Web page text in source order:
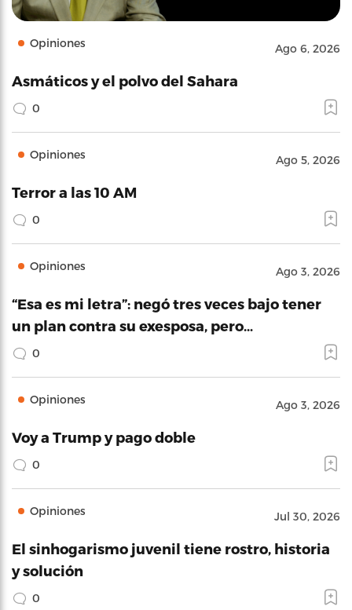
Opiniones Ago 6, 2026
Asmáticos y el polvo del Sahara
0
Opiniones Ago 5, 2026
Terror a las 10 AM
0
Opiniones Ago 3, 2026
“Esa es mi letra”: negó tres veces bajo tener
un plan contra su exesposa, pero…
0
Opiniones Ago 3, 2026
Voy a Trump y pago doble
0
Opiniones Jul 30, 2026
El sinhogarismo juvenil tiene rostro, historia
y solución
0